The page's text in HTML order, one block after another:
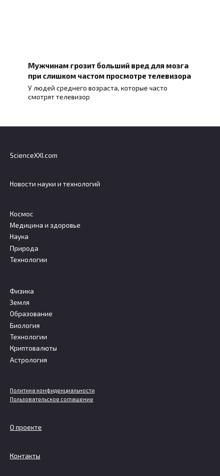
Мужчинам грозит больший вред для мозга
при слишком частом просмотре телевизора
У людей среднего возраста, которые часто
смотрят телевизор
ScienceXXI.com
Новости науки и технологий
Космос
Медицина и здоровье
Наука
Природа
Технологии
Физика
Земля
Образование
Биология
Технологии
Криптовалюты
Астрология
Политика конфиденциальности
Пользовательское соглашение
О проекте
Контакты